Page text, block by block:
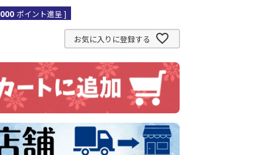
ポイント進呈 ]
お気に入りに登録する